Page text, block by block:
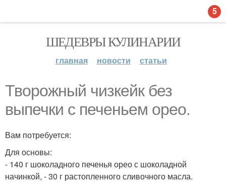
ШЕДЕВРЫ КУЛИНАРИИ
главная новости статьи
Творожный чизкейк без
выпечки с печеньем орео.
Вам потребуется:
Для основы:
- 140 г шоколадного печенья орео с шоколадной
начинкой, - 30 г растопленного сливочного масла.
5